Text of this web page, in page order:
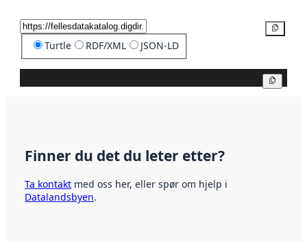
Turtle RDF/XML JSON-LD
Finner du det du leter etter?
Ta kontakt med oss her, eller spør om hjelp i
Datalandsbyen.